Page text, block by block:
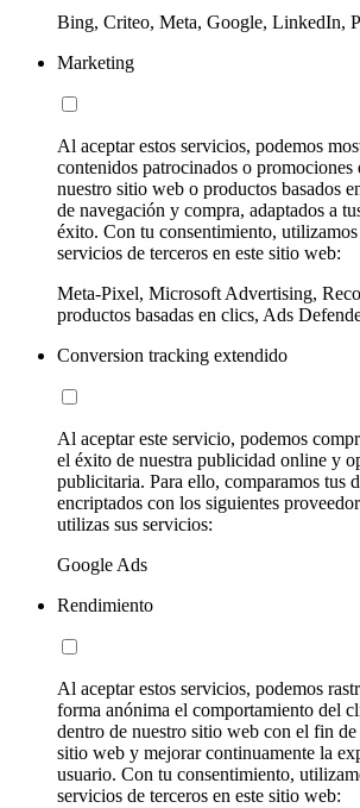
Bing, Criteo, Meta, Google, LinkedIn,
Marketing
Al aceptar estos servicios, podemos
contenidos patrocinados o promociones
nuestro sitio web o productos basados
de navegación y compra, adaptados a
éxito. Con tu consentimiento,
servicios de terceros en este sitio web:
Meta-Pixel, Microsoft Advertising,
productos basadas en clics, Ads
Conversion tracking extendido
Al aceptar este servicio, podemos
el éxito de nuestra publicidad online y
publicitaria. Para ello, comparamos tus
encriptados con los siguientes
utilizas sus servicios:
Google Ads
Rendimiento
Al aceptar estos servicios, podemos
forma anónima el comportamiento del
dentro de nuestro sitio web con el fin
sitio web y mejorar continuamente la
usuario. Con tu consentimiento,
servicios de terceros en este sitio web: